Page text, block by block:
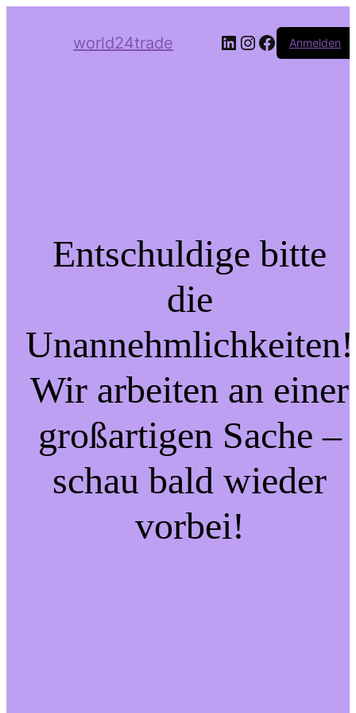
world24trade LinkedIn
Instagram
Facebook
Anmelden
Entschuldige bitte
die
Unannehmlichkeiten!
Wir arbeiten an einer
großartigen Sache –
schau bald wieder
vorbei!